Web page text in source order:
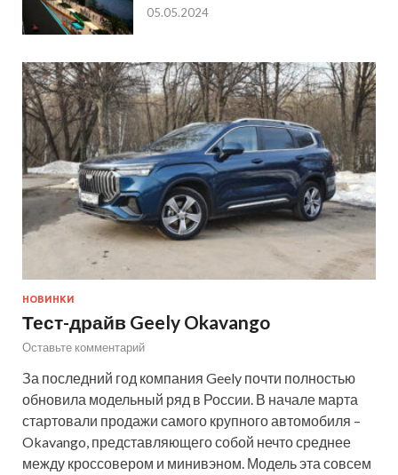
05.05.2024
НОВИНКИ
Тест-драйв Geely Okavango
Оставьте комментарий
За последний год компания Geely почти полностью
обновила модельный ряд в России. В начале марта
стартовали продажи самого крупного автомобиля –
Okavango, представляющего собой нечто среднее
между кроссовером и минивэном. Модель эта совсем